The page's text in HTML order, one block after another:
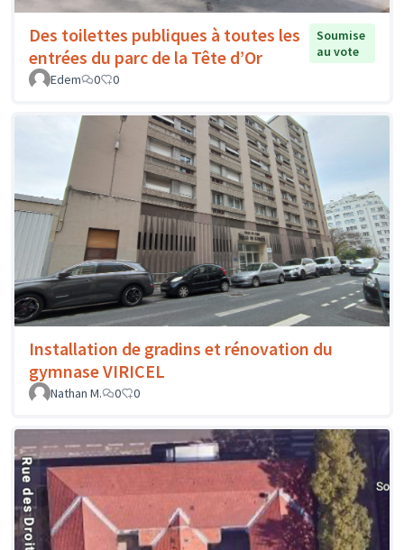
Des toilettes publiques à toutes les
entrées du parc de la Tête d’Or
Soumise
au vote
Edem
0 0
Installation de gradins et rénovation du
gymnase VIRICEL
Nathan M. 0 0